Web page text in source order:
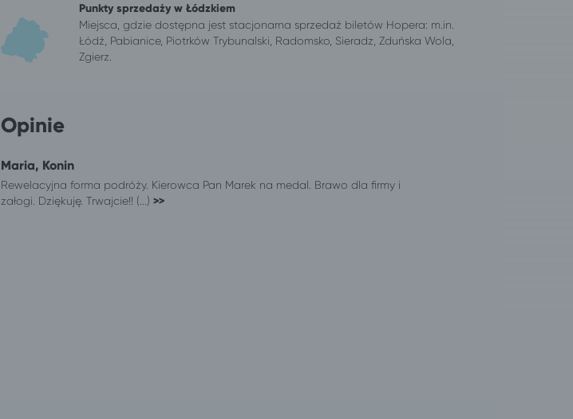
Punkty sprzedaży w Łódzkiem
Miejsca, gdzie dostępna jest stacjonarna sprzedaż biletów Hopera: m.in.
Łódź, Pabianice, Piotrków Trybunalski, Radomsko, Sieradz, Zduńska Wola,
Zgierz.
Opinie
Maria, Konin
Rewelacyjna forma podróży. Kierowca Pan Marek na medal. Brawo dla firmy i
załogi. Dziękuję. Trwajcie!! (...) >>